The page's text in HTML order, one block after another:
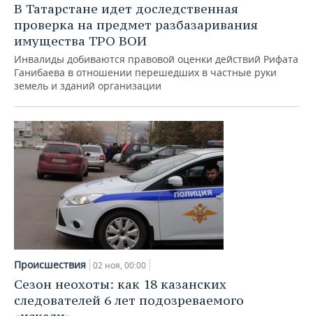
В Татарстане идет доследственная
проверка на предмет разбазаривания
имущества ТРО ВОИ
Инвалиды добиваются правовой оценки действий Рифата
Ганибаева в отношении перешедших в частные руки
земель и зданий организации
Происшествия 02 ноя, 00:00
Сезон неохоты: как 18 казанских
следователей 6 лет подозреваемого